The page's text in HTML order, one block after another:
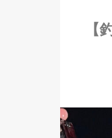
【